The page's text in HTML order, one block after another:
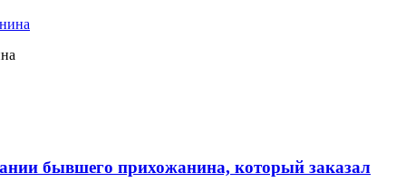
бывшего прихожанина, который заказал